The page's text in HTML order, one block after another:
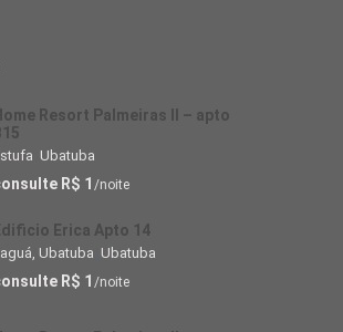
Resort Palmeiras II – apto
Ubatuba
R$ 1 /noite
Erica Apto 14
Ubatuba Ubatuba
R$ 1 /noite